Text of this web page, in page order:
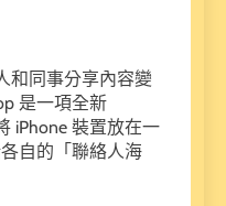
和同事分享內容變
是一項全新
iPhone 裝置放在一
自的「聯絡人海